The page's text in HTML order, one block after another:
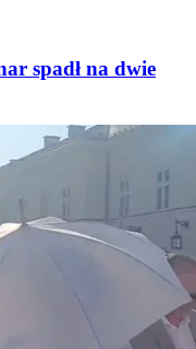
spadł na dwie